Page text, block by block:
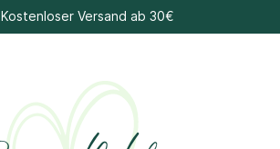
Kostenloser Versand ab 30€